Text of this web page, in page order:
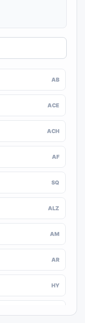
AB
ACE
ACH
AF
SQ
ALZ
AM
AR
HY